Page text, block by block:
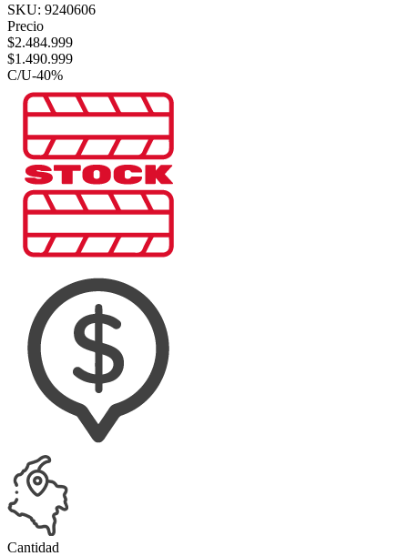
SKU: 9240606
Precio
$2.484.999
$1.490.999
C/U-40%
Cantidad